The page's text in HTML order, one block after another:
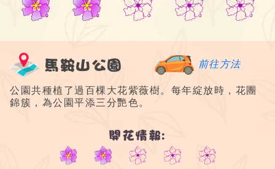
2/5
馬鞍山公園 前往方法
公園共種植了過百棵大花紫薇樹。每年綻放時，花團
錦簇，為公園平添三分艷色。
開花情報:
2/5